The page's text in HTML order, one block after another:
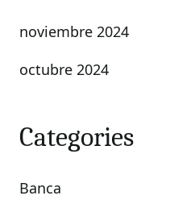
noviembre 2024
octubre 2024
Categories
Banca